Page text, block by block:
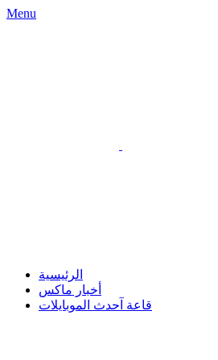
Menu
الرئيسية
أخبار ماكس
قاعة آحدث الموبايلات